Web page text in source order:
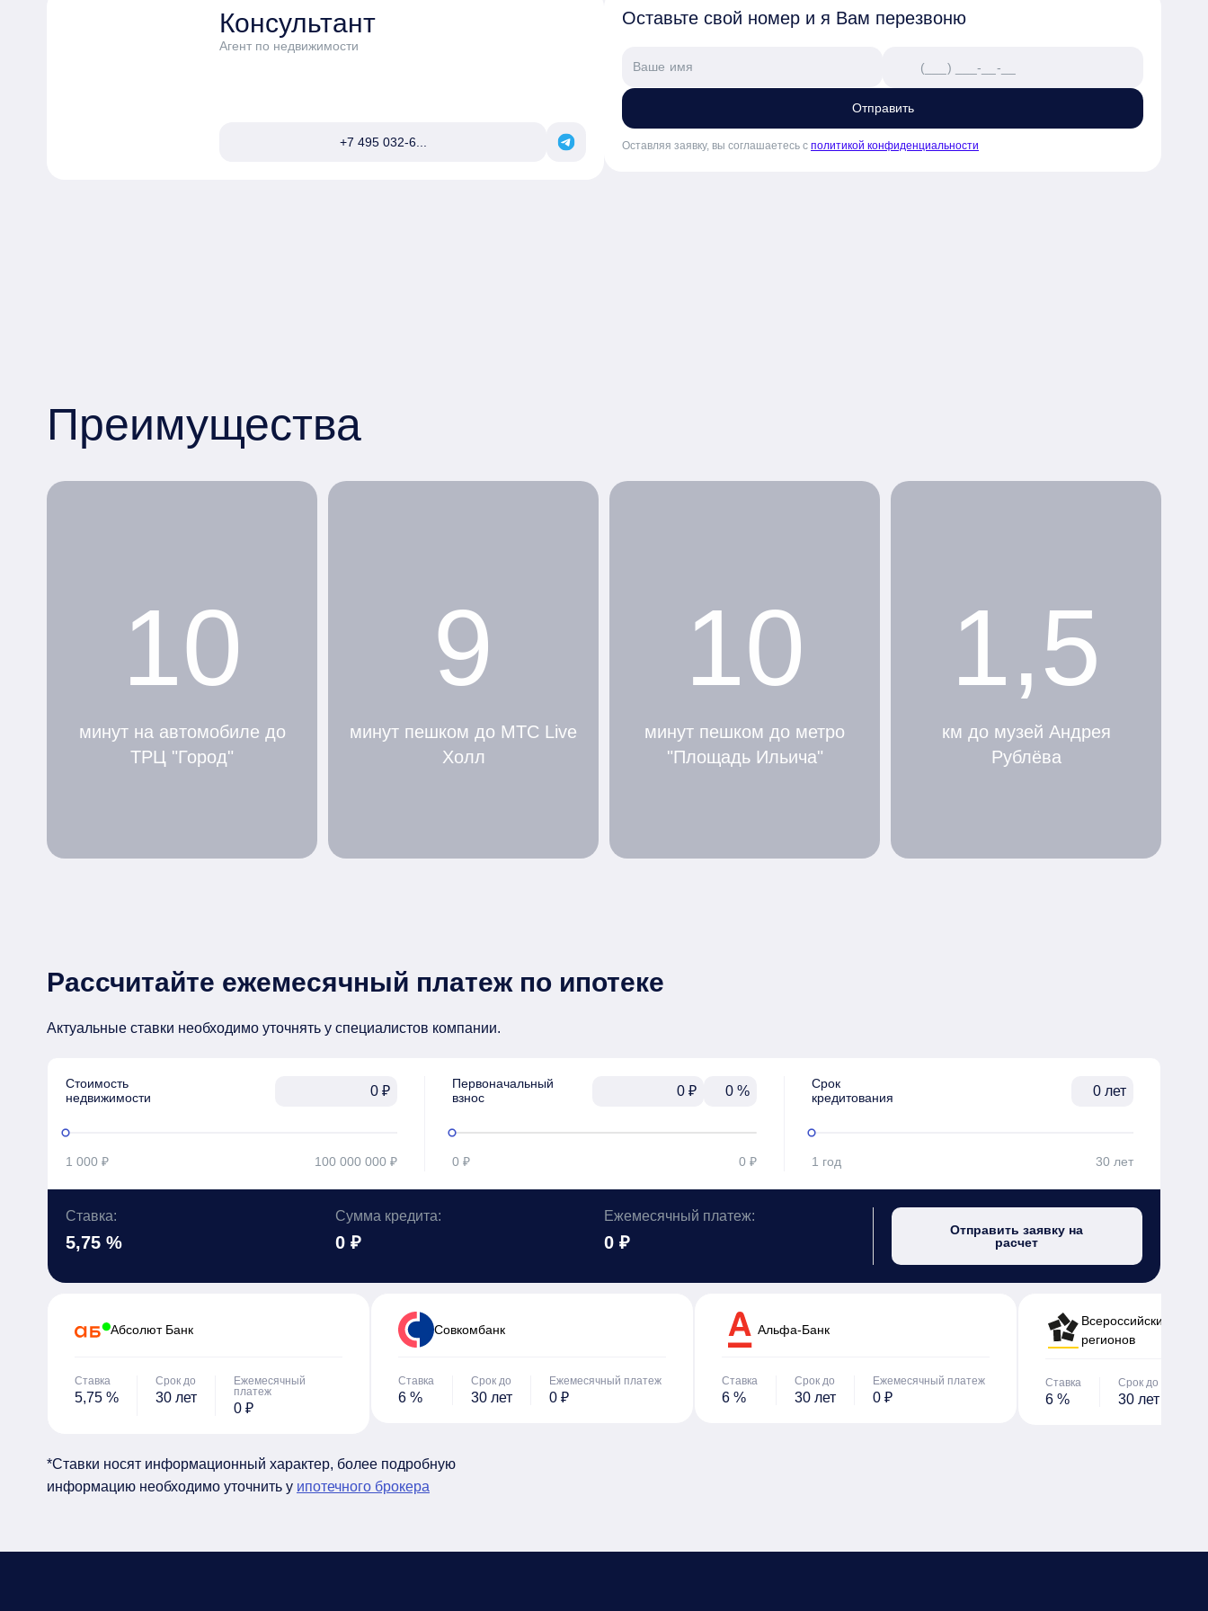
Консультант
Агент по недвижимости
+7 495 032-6...
Оставьте свой номер и я Вам перезвоню
Отправить
Оставляя заявку, вы соглашаетесь с политикой конфиденциальности
Преимущества
10
минут на автомобиле до
ТРЦ "Город"
9
минут пешком до МТС Live
Холл
10
минут пешком до метро
"Площадь Ильича"
1,5
км до музей Андрея
Рублёва
Рассчитайте ежемесячный платеж по ипотеке
Актуальные ставки необходимо уточнять у специалистов компании.
Стоимость
недвижимости
₽
1 000 ₽ 100 000 000 ₽
Первоначальный
взнос
₽ %
0 ₽ 0 ₽
Срок
кредитования
лет
1 год 30 лет
Ставка:
5,75 %
Сумма кредита:
0 ₽
Ежемесячный платеж:
0 ₽
Отправить заявку на
расчет
Абсолют Банк
Ставка
5,75 %
Срок до
30 лет
Ежемесячный
платеж
0 ₽
Cовкомбанк
Ставка
6 %
Срок до
30 лет
Ежемесячный платеж
0 ₽
Альфа-Банк
Ставка
6 %
Срок до
30 лет
Ежемесячный платеж
0 ₽
Всероссийский банк
регионов
Ставка
6 %
Срок до
30 лет
*Ставки носят информационный характер, более подробную
информацию необходимо уточнить у ипотечного брокера